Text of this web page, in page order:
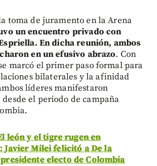
toma de juramento en la Arena
un encuentro privado con
En dicha reunión, ambos
en un efusivo abrazo. Con
marcó el primer paso formal para
bilaterales y la afinidad
líderes manifestaron
el periodo de campaña
león y el tigre rugen en
Javier Milei felicitó a De la
electo de Colombia